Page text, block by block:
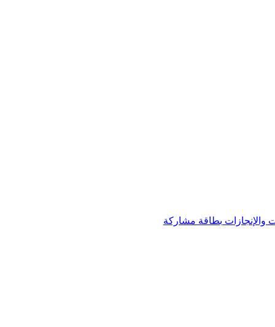
والإنجازات بطاقة مشاركة